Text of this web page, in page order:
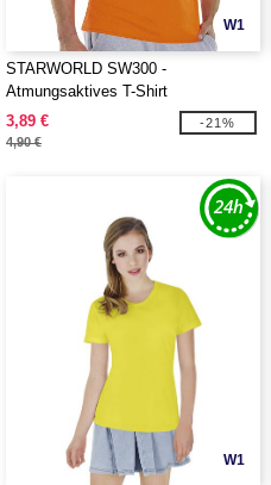
W1
STARWORLD SW300 -
Atmungsaktives T-Shirt
3,89 €
4,90 €
-21%
W1